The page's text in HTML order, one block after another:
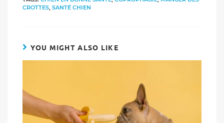
CROTTES, SANTÉ CHIEN
YOU MIGHT ALSO LIKE